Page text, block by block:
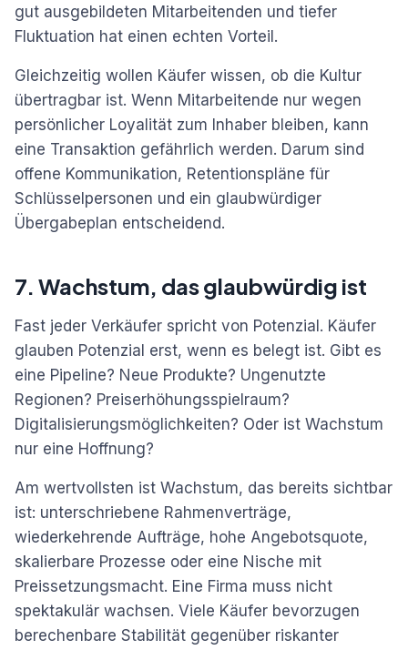
gut ausgebildeten Mitarbeitenden und tiefer
Fluktuation hat einen echten Vorteil.
Gleichzeitig wollen Käufer wissen, ob die Kultur
übertragbar ist. Wenn Mitarbeitende nur wegen
persönlicher Loyalität zum Inhaber bleiben, kann
eine Transaktion gefährlich werden. Darum sind
offene Kommunikation, Retentionspläne für
Schlüsselpersonen und ein glaubwürdiger
Übergabeplan entscheidend.
7. Wachstum, das glaubwürdig ist
Fast jeder Verkäufer spricht von Potenzial. Käufer
glauben Potenzial erst, wenn es belegt ist. Gibt es
eine Pipeline? Neue Produkte? Ungenutzte
Regionen? Preiserhöhungsspielraum?
Digitalisierungsmöglichkeiten? Oder ist Wachstum
nur eine Hoffnung?
Am wertvollsten ist Wachstum, das bereits sichtbar
ist: unterschriebene Rahmenverträge,
wiederkehrende Aufträge, hohe Angebotsquote,
skalierbare Prozesse oder eine Nische mit
Preissetzungsmacht. Eine Firma muss nicht
spektakulär wachsen. Viele Käufer bevorzugen
berechenbare Stabilität gegenüber riskanter